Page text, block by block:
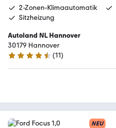
2-Zonen-Klimaautomatik
Sitzheizung
Autoland NL Hannover
30179 Hannover
4.7 Sterne
(11)
NEU